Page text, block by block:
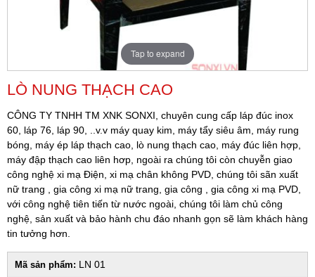
Tap to expand
LÒ NUNG THẠCH CAO
CÔNG TY TNHH TM XNK SONXI, chuyên cung cấp láp đúc inox
60, láp 76, láp 90, ..v.v máy quay kim, máy tẩy siêu âm, máy rung
bóng, máy ép láp thạch cao, lò nung thạch cao, máy đúc liên hợp,
máy đập thạch cao liên hơp, ngoài ra chúng tôi còn chuyễn giao
công nghệ xi mạ Điện, xi mạ chân không PVD, chúng tôi sãn xuất
nữ trang , gia công xi mạ nữ trang, gia công , gia công xi mạ PVD,
với công nghệ tiên tiến từ nước ngoài, chúng tôi làm chủ công
nghệ, sản xuất và bảo hành chu đáo nhanh gọn sẽ làm khách hàng
tin tưởng hơn.
Mã sản phẩm: LN 01